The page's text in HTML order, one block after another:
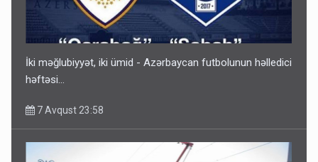
Gedişi var, dönüşü yox: Bakı-Tbilisi-Bakı qatarına bilet
satışından böyük narazılıq
İki məğlubiyyət, iki ümid - Azərbaycan futbolunun həlledici
həftəsi...
7 Avqust 23:58